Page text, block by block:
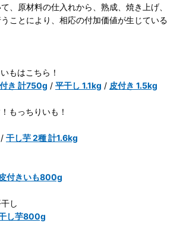
、原材料の仕入れから、熟成、焼き上げ、
ことにより、相応の付加価値が生じている
もはこちら！
き 計750g / 平干し 1.1kg / 皮付き 1.5kg
もっちりいも！
/ 干し芋 2種 計1.6kg
皮付きいも800g
し
し芋800g